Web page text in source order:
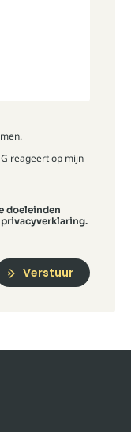
reageert op mijn
doeleinden
Verstuur